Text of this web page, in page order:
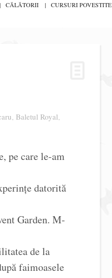
CĂLĂTORII CURSURI POVESTITE
, Baletul Royal,
pe care le-am
datorită
Garden. M-
de la
faimoasele